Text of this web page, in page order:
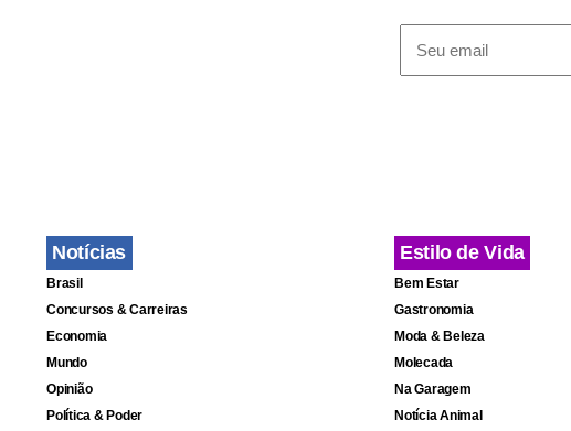
presidente da CBF
máxima do futebol
para poder contar
13 de outubro,
Notícias
Brasil
Concursos & Carreiras
Economia
Mundo
Opinião
Política & Poder
Estilo de Vida
Bem Estar
Gastronomia
Moda & Beleza
Molecada
Na Garagem
Notícia Animal